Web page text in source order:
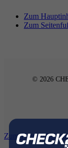
Zum
Zum
© 2026
Zum Hauptinhalt